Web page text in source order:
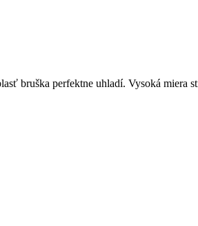
bruška perfektne uhladí. Vysoká miera